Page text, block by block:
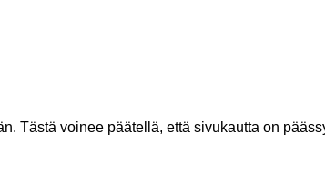
Tästä voinee päätellä, että sivukautta on